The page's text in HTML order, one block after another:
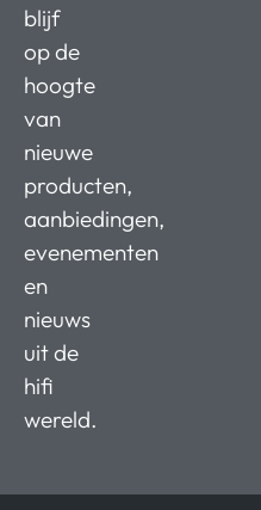
blijf
op de
hoogte
van
nieuwe
producten,
aanbiedingen,
evenementen
en
nieuws
uit de
hifi
wereld.